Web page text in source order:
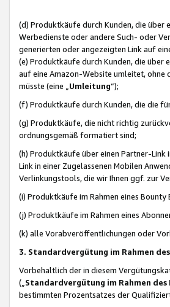
(d) Produktkäufe durch Kunden, die über
Werbedienste oder andere Such- oder
generierten oder angezeigten Link auf
(e) Produktkäufe durch Kunden, die über
auf eine Amazon-Website umleitet, ohne
müsste (eine „ Umleitung“);
(f) Produktkäufe durch Kunden, die die
(g) Produktkäufe, die nicht richtig
ordnungsgemäß formatiert sind;
(h) Produktkäufe über einen Partner-Link
Link in einer Zugelassenen Mobilen
Verlinkungstools, die wir Ihnen ggf. zur
(i) Produktkäufe im Rahmen eines
(j) Produktkäufe im Rahmen eines
(k) alle Vorabveröffentlichungen oder
3. Standardvergütung im Rahmen
Vorbehaltlich der in diesem
(„ Standardvergütung im Rahmen
bestimmten Prozentsatzes der